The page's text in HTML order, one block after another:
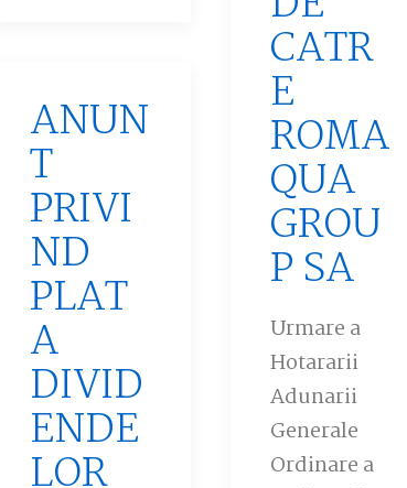
CATR
E
ROMA
QUA
GROU
P SA
Urmare a
Hotararii
Adunarii
Generale
Ordinare a
ANUN
T
PRIVI
ND
PLAT
A
DIVID
ENDE
LOR